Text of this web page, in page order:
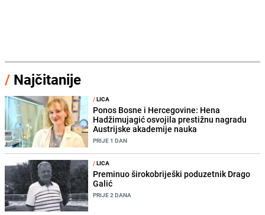
/ Najčitanije
/LICA
Ponos Bosne i Hercegovine: Hena
Hadžimujagić osvojila prestižnu nagradu
Austrijske akademije nauka
PRIJE 1 DAN
/LICA
Preminuo širokobriješki poduzetnik Drago
Galić
PRIJE 2 DANA